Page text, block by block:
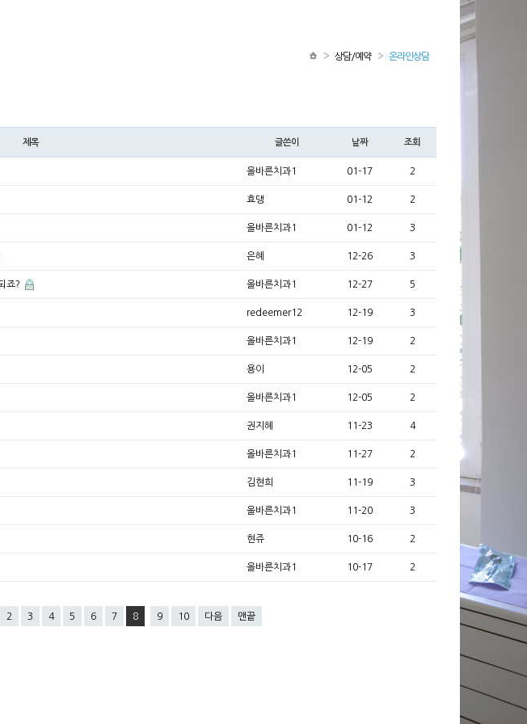
상담/예약 온라인상담
제목 글쓴이 날짜 조회
올바른치과1 01-17 2
효댕 01-12 2
올바른치과1 01-12 3
은혜 12-26 3
죠? 올바른치과1 12-27 5
redeemer12 12-19 3
올바른치과1 12-19 2
용이 12-05 2
올바른치과1 12-05 2
권지혜 11-23 4
올바른치과1 11-27 2
김현희 11-19 3
올바른치과1 11-20 3
현쥬 10-16 2
올바른치과1 10-17 2
2 3 4 5 6 7 8 9 10 다음 맨끝